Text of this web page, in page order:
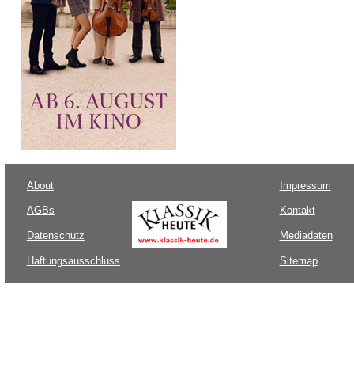
About
AGBs
Datenschutz
Haftungsausschluss
Impressum
Kontakt
Mediadaten
Sitemap